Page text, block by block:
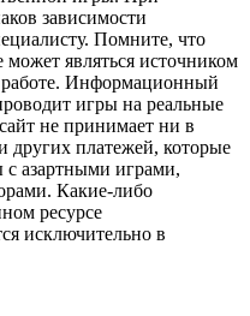
зависимости
Помните, что
может являться источником
работе. Информационный
игры на реальные
не принимает ни в
других платежей, которые
с азартными играми,
Какие-либо
ресурсе
исключительно в